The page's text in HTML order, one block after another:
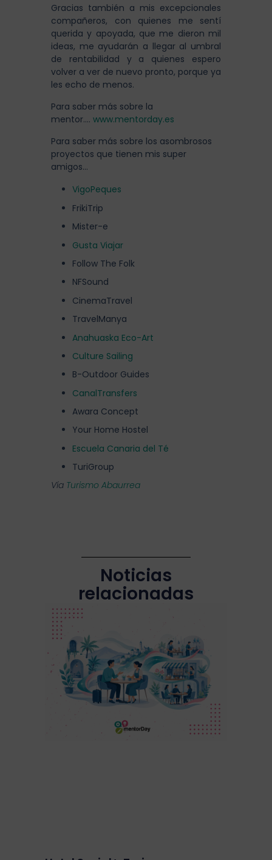
Gracias también a mis excepcionales
compañeros, con quienes me sentí
querida y apoyada, que me dieron mil
ideas, me ayudarán a llegar al umbral
de rentabilidad y a quienes espero
volver a ver de nuevo pronto, porque ya
les echo de menos.
Para saber más sobre la
mentor…. www.mentorday.es
Para saber más sobre los asombrosos
proyectos que tienen mis super
amigos…
VigoPeques
FrikiTrip
Mister-e
Gusta Viajar
Follow The Folk
NFSound
CinemaTravel
TravelManya
Anahuaska Eco-Art
Culture Sailing
B-Outdoor Guides
CanalTransfers
Awara Concept
Your Home Hostel
Escuela Canaria del Té
TuriGroup
Vía Turismo Abaurrea
Noticias
relacionadas